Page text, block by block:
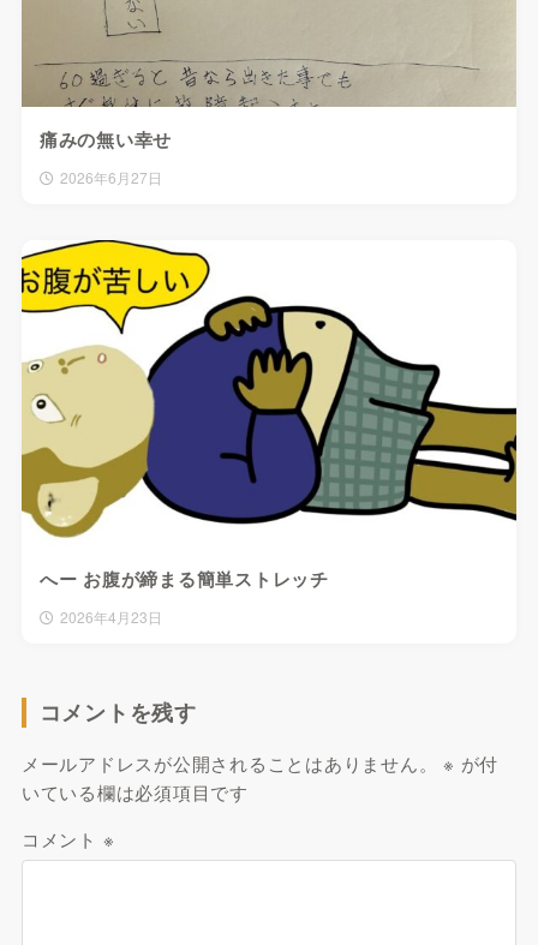
痛みの無い幸せ
2026年6月27日
へー お腹が締まる簡単ストレッチ
2026年4月23日
コメントを残す
メールアドレスが公開されることはありません。 ※ が付
いている欄は必須項目です
コメント ※